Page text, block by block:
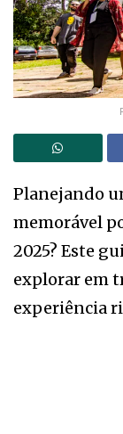
Planejando
memorável
2025? Este
explorar em
experiência